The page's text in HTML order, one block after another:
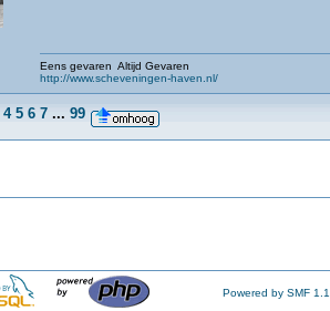
Eens gevaren Altijd Gevaren
http://www.scheveningen-haven.nl/
4 5 6 7 ... 99
Powered by SMF